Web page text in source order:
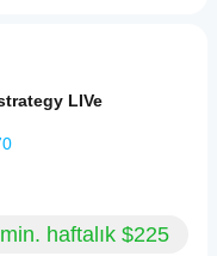
LIVe
min. haftalık $225